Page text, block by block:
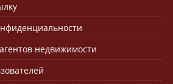
недвижимости